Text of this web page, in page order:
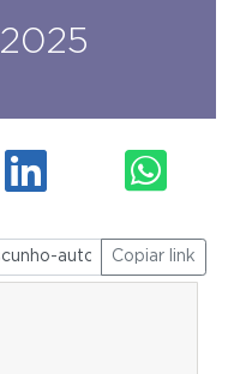
2025
Copiar link